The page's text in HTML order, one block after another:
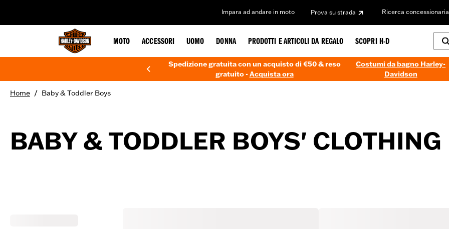
Impara ad andare in moto Prova su strada Ricerca concessionaria
MOTO ACCESSORI UOMO DONNA PRODOTTI E ARTICOLI DA REGALO SCOPRI H-D
Spedizione gratuita con un acquisto di €50 & reso
gratuito -Acquista ora
Costumi da bagno Harley-
Davidson
Home / Baby & Toddler Boys
BABY & TODDLER BOYS' CLOTHING